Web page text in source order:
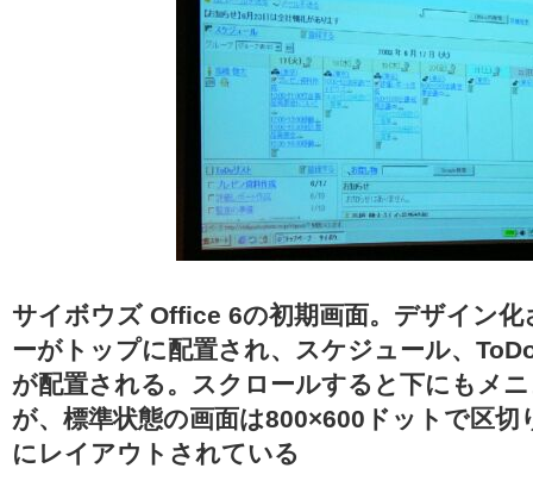
サイボウズ Office 6の初期画面。デザイン
ーがトップに配置され、スケジュール、
が配置される。スクロールすると下にもメ
が、標準状態の画面は800×600ドットで区
にレイアウトされている